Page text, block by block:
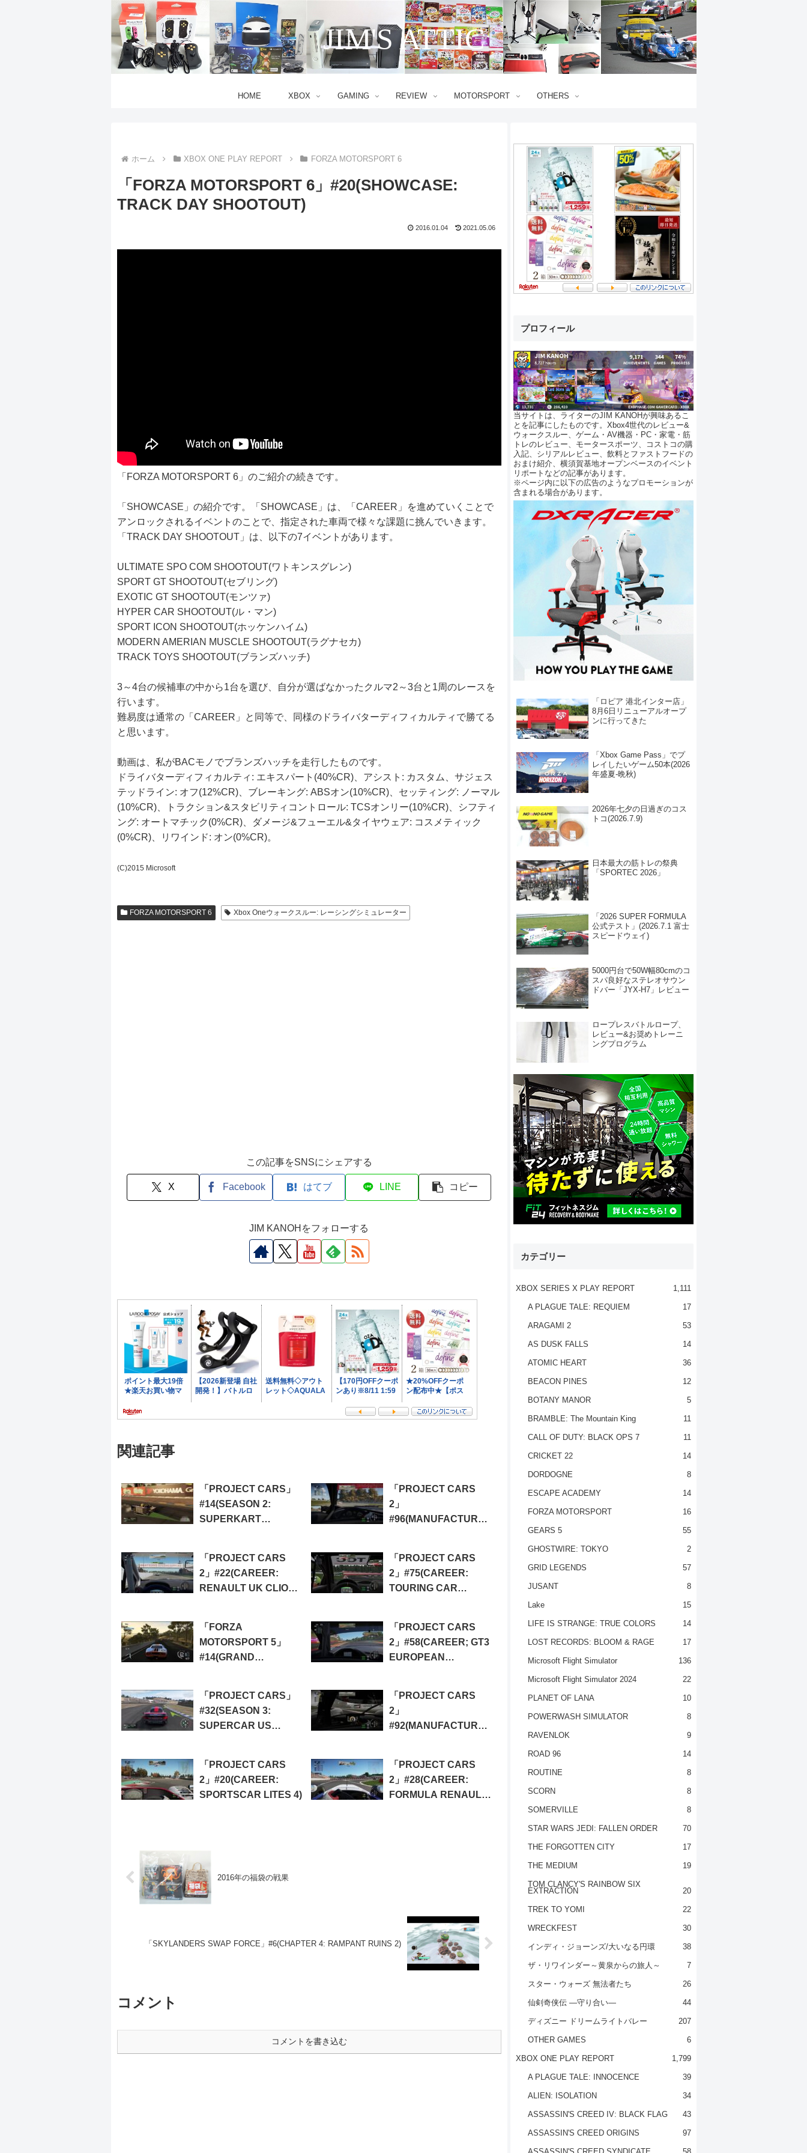
JIM'S ATTIC
HOME XBOX GAMING REVIEW MOTORSPORT OTHERS
ホーム XBOX ONE PLAY REPORT FORZA MOTORSPORT 6
「FORZA MOTORSPORT 6」#20(SHOWCASE:
TRACK DAY SHOOTOUT)
2016.01.04 2021.05.06
「FORZA MOTORSPORT 6」のご紹介の続きです。
「SHOWCASE」の紹介です。「SHOWCASE」は、「CAREER」を進めていくことで
アンロックされるイベントのことで、指定された車両で様々な課題に挑んでいきます。
「TRACK DAY SHOOTOUT」は、以下の7イベントがあります。
ULTIMATE SPO COM SHOOTOUT(ワトキンスグレン)
SPORT GT SHOOTOUT(セブリング)
EXOTIC GT SHOOTOUT(モンツァ)
HYPER CAR SHOOTOUT(ル・マン)
SPORT ICON SHOOTOUT(ホッケンハイム)
MODERN AMERIAN MUSCLE SHOOTOUT(ラグナセカ)
TRACK TOYS SHOOTOUT(ブランズハッチ)
3～4台の候補車の中から1台を選び、自分が選ばなかったクルマ2～3台と1周のレースを
行います。
難易度は通常の「CAREER」と同等で、同様のドライバターディフィカルティで勝てる
と思います。
動画は、私がBACモノでブランズハッチを走行したものです。
ドライバターディフィカルティ: エキスパート(40%CR)、アシスト: カスタム、サジェス
テッドライン: オフ(12%CR)、ブレーキング: ABSオン(10%CR)、セッティング: ノーマル
(10%CR)、トラクション&スタビリティコントロール: TCSオンリー(10%CR)、シフティ
ング: オートマチック(0%CR)、ダメージ&フューエル&タイヤウェア: コスメティック
(0%CR)、リワインド: オン(0%CR)。
(C)2015 Microsoft
FORZA MOTORSPORT 6 Xbox Oneウォークスルー: レーシングシミュレーター
この記事をSNSにシェアする
X Facebook はてブ LINE コピー
JIM KANOHをフォローする
関連記事
「PROJECT CARS」
#14(SEASON 2:
SUPERKART
「PROJECT CARS
2」
#96(MANUFACTURER
EVENT)
「PROJECT CARS
2」#22(CAREER:
RENAULT UK CLIO
「PROJECT CARS
2」#75(CAREER:
TOURING CAR
「FORZA
MOTORSPORT 5」
#14(GRAND
「PROJECT CARS
2」#58(CAREER; GT3
EUROPEAN
「PROJECT CARS」
#32(SEASON 3:
SUPERCAR US
「PROJECT CARS
2」
#92(MANUFACTURER
「PROJECT CARS
2」#20(CAREER:
SPORTSCAR LITES 4)
「PROJECT CARS
2」#28(CAREER:
FORMULA RENAULT
2016年の福袋の戦果
「SKYLANDERS SWAP FORCE」#6(CHAPTER 4: RAMPANT RUINS 2)
コメント
コメントを書き込む
プロフィール
当サイトは、ライターのJIM KANOHが興味あるこ
とを記事にしたものです。Xbox4世代のレビュー&
ウォークスルー、ゲーム・AV機器・PC・家電・筋
トレのレビュー、モータースポーツ、コストコの購
入記、シリアルレビュー、飲料とファストフードの
おまけ紹介、横須賀基地オープンベースのイベント
リポートなどの記事があります。
※ページ内に以下の広告のようなプロモーションが
含まれる場合があります。
「ロピア 港北インター店」
8月6日リニューアルオープ
ンに行ってきた
「Xbox Game Pass」でプ
レイしたいゲーム50本(2026
年盛夏-晩秋)
2026年七夕の日過ぎのコス
トコ(2026.7.9)
日本最大の筋トレの祭典
「SPORTEC 2026」
「2026 SUPER FORMULA
公式テスト」(2026.7.1 富士
スピードウェイ)
5000円台で50W幅80cmのコ
スパ良好なステレオサウン
ドバー「JYX-H7」レビュー
ロープレスバトルロープ、
レビュー&お奨めトレーニ
ングプログラム
カテゴリー
XBOX SERIES X PLAY REPORT 1,111
A PLAGUE TALE: REQUIEM 17
ARAGAMI 2 53
AS DUSK FALLS 14
ATOMIC HEART 36
BEACON PINES 12
BOTANY MANOR 5
BRAMBLE: The Mountain King 11
CALL OF DUTY: BLACK OPS 7 11
CRICKET 22 14
DORDOGNE 8
ESCAPE ACADEMY 14
FORZA MOTORSPORT 16
GEARS 5 55
GHOSTWIRE: TOKYO 2
GRID LEGENDS 57
JUSANT 8
Lake 15
LIFE IS STRANGE: TRUE COLORS 14
LOST RECORDS: BLOOM & RAGE 17
Microsoft Flight Simulator 136
Microsoft Flight Simulator 2024 22
PLANET OF LANA 10
POWERWASH SIMULATOR 8
RAVENLOK 9
ROAD 96 14
ROUTINE 8
SCORN 8
SOMERVILLE 8
STAR WARS JEDI: FALLEN ORDER 70
THE FORGOTTEN CITY 17
THE MEDIUM 19
TOM CLANCY'S RAINBOW SIX
EXTRACTION 20
TREK TO YOMI 22
WRECKFEST 30
インディ・ジョーンズ/大いなる円環 38
ザ・リワインダー～黄泉からの旅人～ 7
スター・ウォーズ 無法者たち 26
仙剣奇侠伝 ―守り合い― 44
ディズニー ドリームライトバレー 207
OTHER GAMES 6
XBOX ONE PLAY REPORT 1,799
A PLAGUE TALE: INNOCENCE 39
ALIEN: ISOLATION 34
ASSASSIN'S CREED IV: BLACK FLAG 43
ASSASSIN'S CREED ORIGINS 97